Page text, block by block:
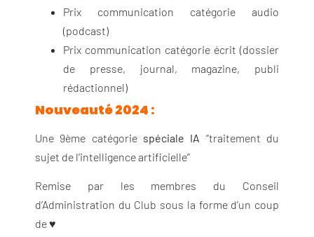
Prix communication catégorie audio
(podcast)
Prix communication catégorie écrit (dossier
de presse, journal, magazine, publi
rédactionnel)
Nouveauté 2024 :
Une 9ème catégorie spéciale IA “traitement du
sujet de l’intelligence artificielle”
Remise par les membres du Conseil
d’Administration du Club sous la forme d’un coup
de ♥️